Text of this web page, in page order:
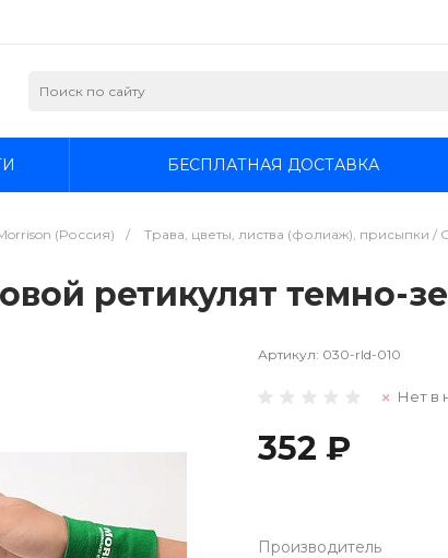
БЕСПЛАТНАЯ ДОСТАВКА
(Россия) / Трава, цветы, листва (фолиаж), присыпки /
ретикулят темно-
Артикул: 030-rld-010
Нет в
352 ₽
Производитель